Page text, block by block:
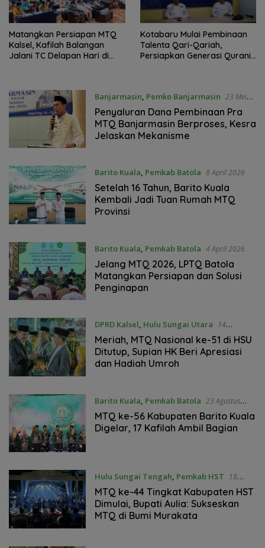
Matangkan Persiapan MTQ
Kalsel, Kafilah Balangan
Jalani TC Delapan Hari di
Kotabaru Mulai Pembinaan
Talenta Qari-Qariah,
Persiapkan Generasi Qurani
Banjarmasin, Pemko Banjarmasin 23 Mei
2026
Penyaluran Dana Pembinaan Pra
MTQ Banjarmasin Berproses, Kesra
Jelaskan Mekanisme
Barito Kuala, Pemkab Batola 8 April 2026
Setelah 16 Tahun, Barito Kuala
Kembali Jadi Tuan Rumah MTQ
Provinsi
Barito Kuala, Pemkab Batola 4 April 2026
Jelang MTQ 2026, LPTQ Batola
Matangkan Persiapan dan Solusi
Penginapan
DPRD Kalsel, Hulu Sungai Utara
14
September 2025
Meriah, MTQ Nasional ke-51 di HSU
Ditutup, Supian HK Beri Apresiasi
dan Hadiah Umroh
Barito Kuala, Pemkab Batola 23 Agustus
2025
MTQ ke-56 Kabupaten Barito Kuala
Digelar, 17 Kafilah Ambil Bagian
Hulu Sungai Tengah, Pemkab HST
18
September 2024
MTQ ke-44 Tingkat Kabupaten HST
Dimulai, Bupati Aulia: Sukseskan
MTQ di Bumi Murakata